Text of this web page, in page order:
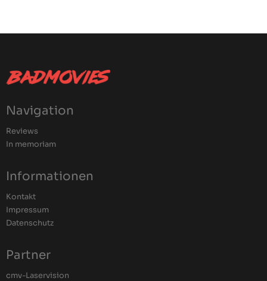
Navigation
Reviews
In memoriam
Informationen
Kontakt
Impressum
Datenschutz
Partner
cmv-Laservision